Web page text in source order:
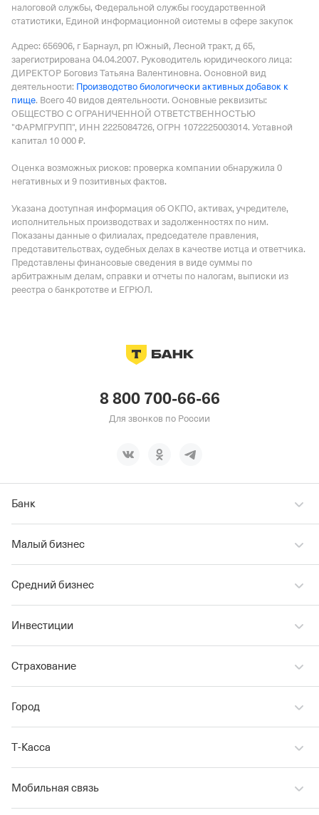
налоговой службы, Федеральной службы государственной
статистики, Единой информационной системы в сфере закупок
Адрес: 656906, г Барнаул, рп Южный, Лесной тракт, д 65,
зарегистрирована 04.04.2007. Руководитель юридического лица:
ДИРЕКТОР Боговиз Татьяна Валентиновна. Основной вид
деятельности: Производство биологически активных добавок к
пище. Всего 40 видов деятельности. Основные реквизиты:
ОБЩЕСТВО С ОГРАНИЧЕННОЙ ОТВЕТСТВЕННОСТЬЮ
"ФАРМГРУПП", ИНН 2225084726, ОГРН 1072225003014. Уставной
капитал 10 000 ₽.
Оценка возможных рисков: проверка компании обнаружила 0
негативных и 9 позитивных фактов.
Указана доступная информация об ОКПО, активах, учредителе,
исполнительных производствах и задолженностях по ним.
Показаны данные о филиалах, председателе правления,
представительствах, судебных делах в качестве истца и ответчика.
Представлены финансовые сведения в виде суммы по
арбитражным делам, справки и отчеты по налогам, выписки из
реестра о банкротстве и ЕГРЮЛ.
8 800 700-66-66
Для звонков по России
Банк
Малый бизнес
Средний бизнес
Инвестиции
Страхование
Город
Т‑Касса
Мобильная связь